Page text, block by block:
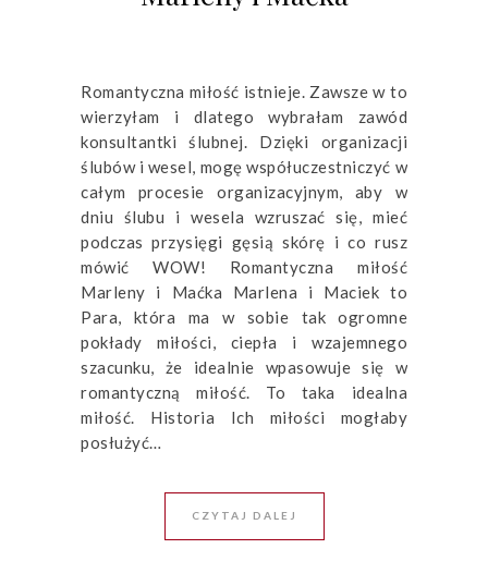
Romantyczna miłość istnieje. Zawsze w to
wierzyłam i dlatego wybrałam zawód
konsultantki ślubnej. Dzięki organizacji
ślubów i wesel, mogę współuczestniczyć w
całym procesie organizacyjnym, aby w
dniu ślubu i wesela wzruszać się, mieć
podczas przysięgi gęsią skórę i co rusz
mówić WOW! Romantyczna miłość
Marleny i Maćka Marlena i Maciek to
Para, która ma w sobie tak ogromne
pokłady miłości, ciepła i wzajemnego
szacunku, że idealnie wpasowuje się w
romantyczną miłość. To taka idealna
miłość. Historia Ich miłości mogłaby
posłużyć…
CZYTAJ DALEJ